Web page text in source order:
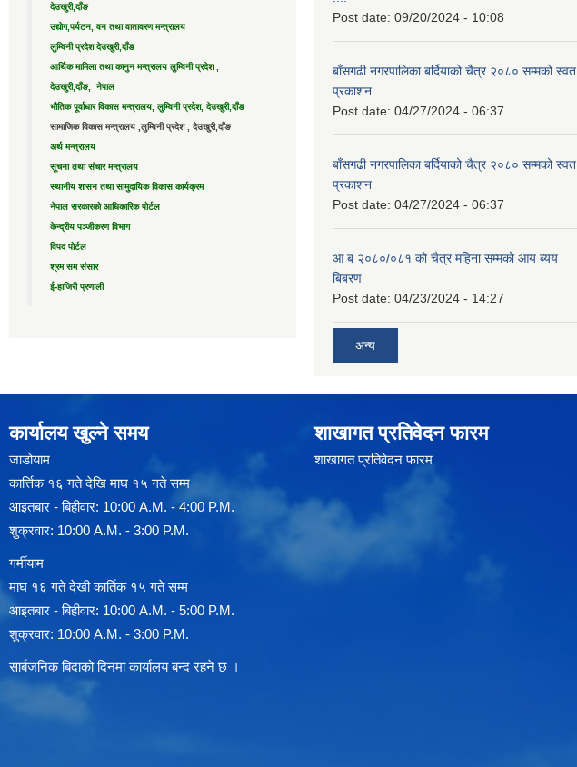
देउखुरी,दाँङ
उद्याेग,पर्यटन, वन तथा वातावरण मन्त्रालय
लुम्विनी प्रदेश देउखुरी,दाँङ
आर्थिक मामिला तथा कानुन मन्त्रालय लुम्विनी प्रदेश ,
देउखुरी,दाँङ, नेपाल
भौतिक पूर्वाधार विकास मन्त्रालय, लुम्विनी प्रदेश, देउखुरी,दाँङ
सामाजिक विकास मन्त्रालय ,लुम्विनी प्रदेश , देउखुरी,दाँङ
अर्थ मन्त्रालय
सूचना तथा संचार मन्त्रालय
स्थानीय शासन तथा सामुदायिक विकास कार्यक्रम
नेपाल सरकारको आधिकारिक पोर्टल
केन्द्रीय पञ्जीकरण विभाग
विपद पोर्टल
श्रम सम संसार
ई-हाजिरी प्रणाली
Post date: 09/20/2024 - 10:08
बाँसगढी नगरपालिका बर्दियाको चैत्र २०८० सम्मको स्वत
प्रकाशन
Post date: 04/27/2024 - 06:37
बाँसगढी नगरपालिका बर्दियाको चैत्र २०८० सम्मको स्वत
प्रकाशन
Post date: 04/27/2024 - 06:37
आ ब २०८०/०८१ को चैत्र महिना सम्मको आय ब्यय
बिबरण
Post date: 04/23/2024 - 14:27
अन्य
कार्यालय खुल्ने समय
जाडोयाम
कार्त्तिक १६ गते देखि माघ १५ गते सम्म
आइतबार - बिहीवार: 10:00 A.M. - 4:00 P.M.
शुक्रवार: 10:00 A.M. - 3:00 P.M.
गर्मीयाम
माघ १६ गते देखी कार्तिक १५ गते सम्म
आइतबार - बिहीवार: 10:00 A.M. - 5:00 P.M.
शुक्रवार: 10:00 A.M. - 3:00 P.M.
सार्बजनिक बिदाको दिनमा कार्यालय बन्द रहने छ ।
शाखागत प्रतिवेदन फारम
शाखागत प्रतिवेदन फारम